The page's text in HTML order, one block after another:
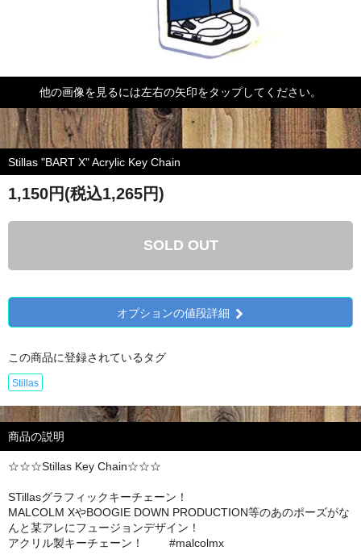
他の画像を見るには左右の矢印をタップしてください。
Stillas "BART X" Acrylic Key Chain
1,150円(税込1,265円)
SOLD OUT
オプションの値段詳細
この商品に登録されているタグ
Stillas
商品の説明
☆☆☆Stillas Key Chain☆☆☆
STillasグラフィックキーチェーン！
MALCOLM XやBOOGIE DOWN PRODUCTION等のあのポーズがな
んと某アレにフュージョンデザイン！
アクリル製キーチェーン！ #malcolmx